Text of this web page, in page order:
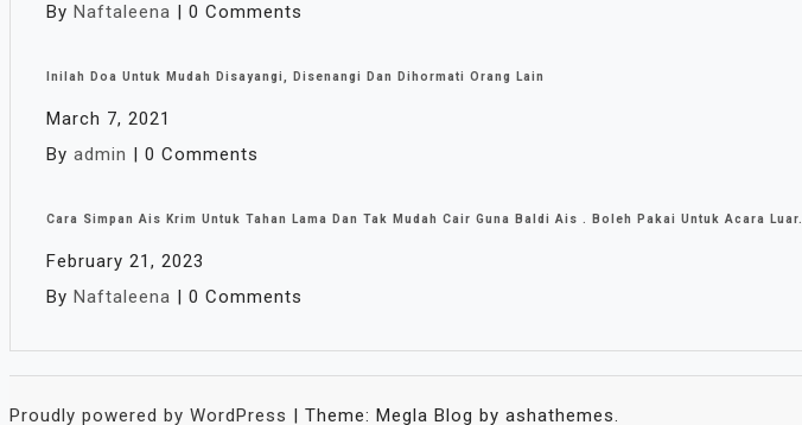
By Naftaleena 0 Comments
Inilah Doa Untuk Mudah Disayangi, Disenangi Dan Dihormati Orang Lain
March 7, 2021
By admin 0 Comments
Cara Simpan Ais Krim Untuk Tahan Lama Dan Tak Mudah Cair Guna Baldi Ais . Boleh Pakai Untuk Acara Luar.
February 21, 2023
By Naftaleena 0 Comments
Proudly powered by WordPress Theme: Megla Blog by ashathemes.